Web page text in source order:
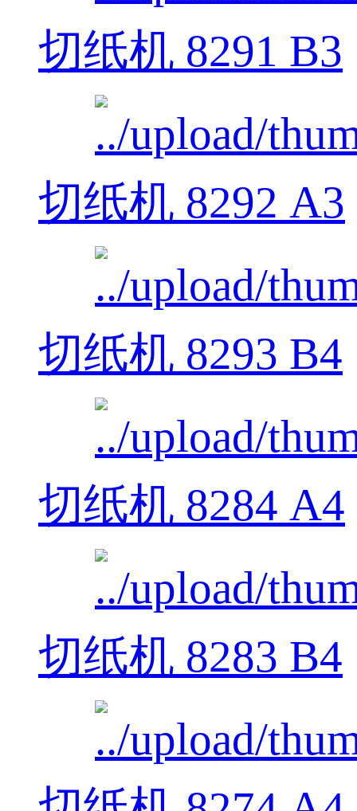
切纸机 8291 B3
切纸机 8292 A3
切纸机 8293 B4
切纸机 8284 A4
切纸机 8283 B4